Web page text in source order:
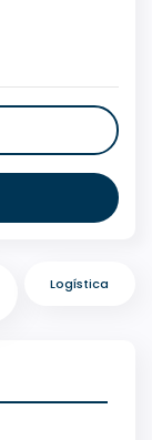
Logística